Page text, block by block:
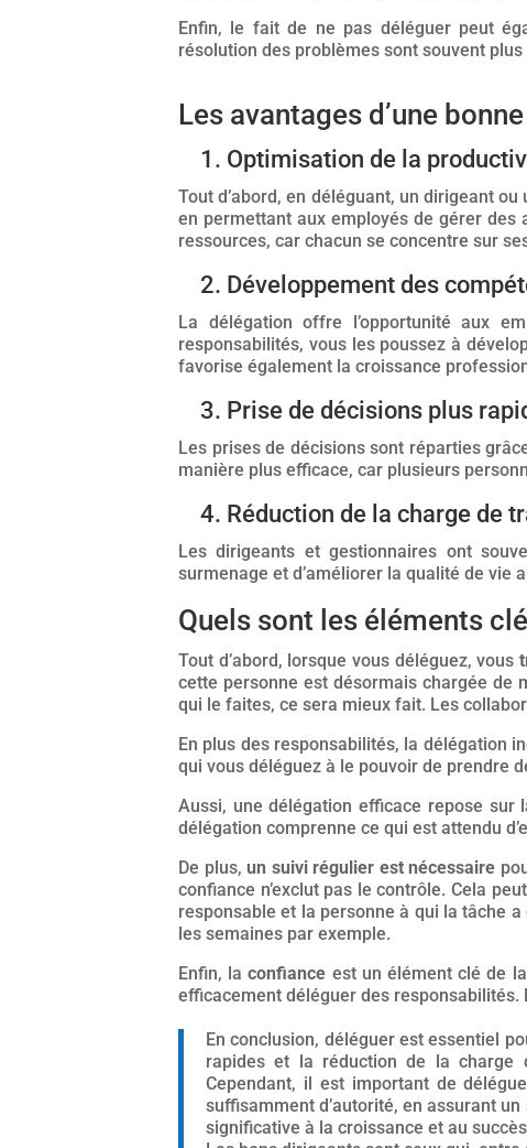
Enfin, le fait de ne pas déléguer peut
résolution des problèmes sont souvent
Les avantages d’une
1. Optimisation de la
Tout d’abord, en déléguant, un dirigeant
en permettant aux employés de gérer des
ressources, car chacun se concentre sur
2. Développement des
La délégation offre l’opportunité aux
responsabilités, vous les poussez à
favorise également la croissance
3. Prise de décisions plus
Les prises de décisions sont réparties
manière plus efficace, car plusieurs
4. Réduction de la charge de
Les dirigeants et gestionnaires ont
surmenage et d’améliorer la qualité de vie
Quels sont les éléments
Tout d’abord, lorsque vous déléguez, vous
cette personne est désormais chargée de
qui le faites, ce sera mieux fait. Les
En plus des responsabilités, la délégation
qui vous déléguez à le pouvoir de prendre
Aussi, une délégation efficace repose sur
délégation comprenne ce qui est attendu
De plus,un suivi régulier est nécessaire
confiance n’exclut pas le contrôle. Cela
responsable et la personne à qui la tâche
les semaines par exemple.
Enfin, laconfiance est un élément clé de
efficacement déléguer des
En conclusion, déléguer est essentiel
rapides et la réduction de la charge
Cependant, il est important de
suffisamment d’autorité, en assurant
significative à la croissance et au